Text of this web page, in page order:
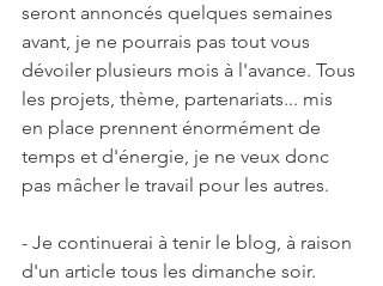
seront annoncés quelques semaines
avant, je ne pourrais pas tout vous
dévoiler plusieurs mois à l'avance. Tous
les projets, thème, partenariats... mis
en place prennent énormément de
temps et d'énergie, je ne veux donc
pas mâcher le travail pour les autres.
- Je continuerai à tenir le blog, à raison
d'un article tous les dimanche soir.